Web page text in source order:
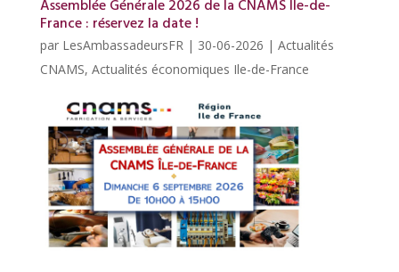
Assemblée Générale 2026 de la CNAMS Île-de-
France : réservez la date !
par LesAmbassadeursFR| 30-06-2026 | Actualités
CNAMS, Actualités économiques Ile-de-France